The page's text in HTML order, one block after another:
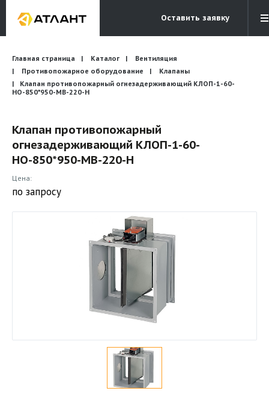
Оставить заявку
Электронная почта
info@atlantcompany.ru
Бесплатный звонок
8 (495) 532-45-07
Бренды
Каталоги
Бланки запросов
Главная страница Каталог
Вентиляция
Противопожарное оборудование
Клапаны
Клапан противопожарный огнезадерживающий КЛОП-1-60-
НО-850*950-МВ-220-H
Клапан противопожарный
огнезадерживающий КЛОП-1-60-
НО-850*950-МВ-220-H
Цена:
по запросу